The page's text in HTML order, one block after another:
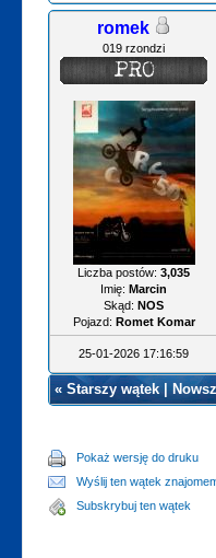
romek
019 rzondzi
Liczba postów:3,035
Imię: Marcin
Skąd: NOS
Pojazd: Romet Komar
25-01-2026 17:16:59
«Starszy wątek
Pokaż wersję do druku
Wyślij ten wątek
Subskrybuj ten wątek